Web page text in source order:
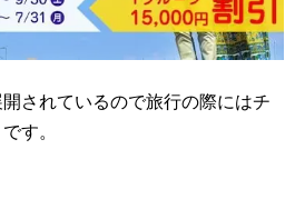
されているので旅行の際にはチ
す。